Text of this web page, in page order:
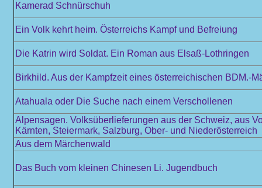
Kamerad Schnürschuh
Ein Volk kehrt heim. Österreichs Kampf und Befreiung
Die Katrin wird Soldat. Ein Roman aus Elsaß-Lothringen
Birkhild. Aus der Kampfzeit eines österreichischen BDM.-
Atahuala oder Die Suche nach einem Verschollenen
Alpensagen. Volksüberlieferungen aus der Schweiz, aus
Kärnten, Steiermark, Salzburg, Ober- und Niederösterreich
Aus dem Märchenwald
Das Buch vom kleinen Chinesen Li. Jugendbuch